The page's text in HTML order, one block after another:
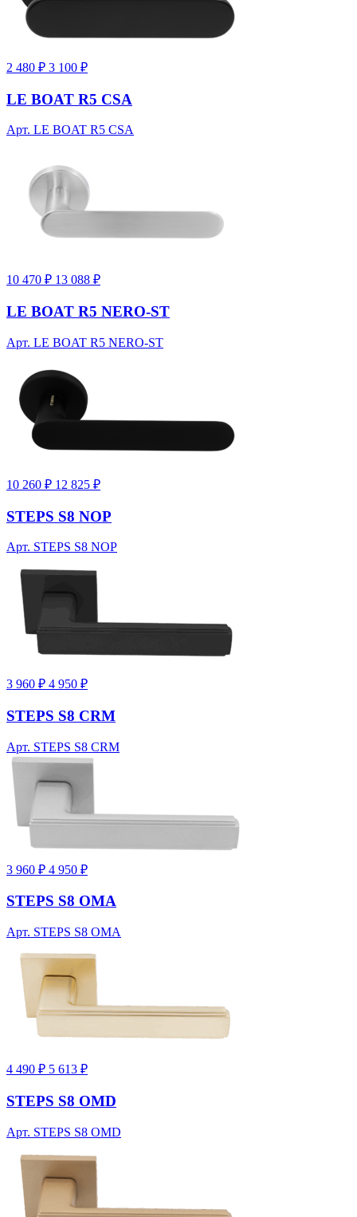
2 480 ₽ 3 100 ₽
LE BOAT R5 CSA
Арт. LE BOAT R5 CSA
10 470 ₽ 13 088 ₽
LE BOAT R5 NERO-ST
Арт. LE BOAT R5 NERO-ST
10 260 ₽ 12 825 ₽
STEPS S8 NOP
Арт. STEPS S8 NOP
3 960 ₽ 4 950 ₽
STEPS S8 CRM
Арт. STEPS S8 CRM
3 960 ₽ 4 950 ₽
STEPS S8 OMA
Арт. STEPS S8 OMA
4 490 ₽ 5 613 ₽
STEPS S8 OMD
Арт. STEPS S8 OMD